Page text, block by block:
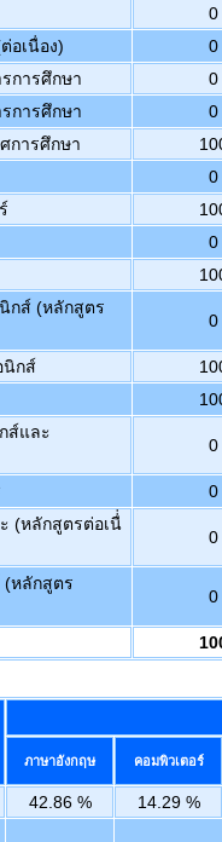
0
อเนื่อง)
0
การศึกษา
0
การศึกษา
0
การศึกษา
0
0
กส์ (หลักสูตร
0
นิกส์
ส์และ
0
0
(หลักสูตรต่อเนื่่
0
(หลักสูตร
0
ภาษาอังกฤษ คอมพิวเตอร์
42.86 %
14.29 %